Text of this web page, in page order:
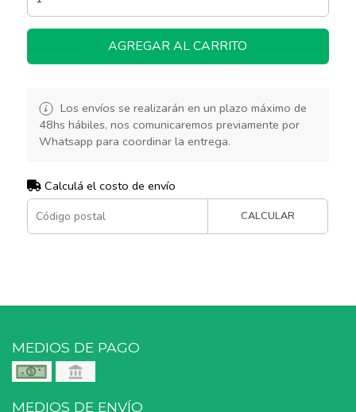
AGREGAR AL CARRITO
Los envíos se realizarán en un plazo máximo de
48hs hábiles, nos comunicaremos previamente por
Whatsapp para coordinar la entrega.
Calculá el costo de envío
CALCULAR
MEDIOS DE PAGO
MEDIOS DE ENVÍO